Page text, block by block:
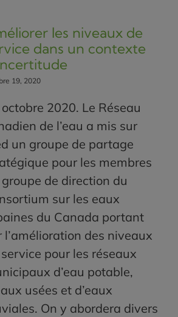
les niveaux de
dans un contexte
19, 2020
octobre 2020. Le Réseau
de l’eau a mis sur
un groupe de partage
pour les membres
de direction du
sur les eaux
du Canada portant
l’amélioration des niveaux
pour les réseaux
d’eau potable,
usées et d’eaux
On y abordera divers